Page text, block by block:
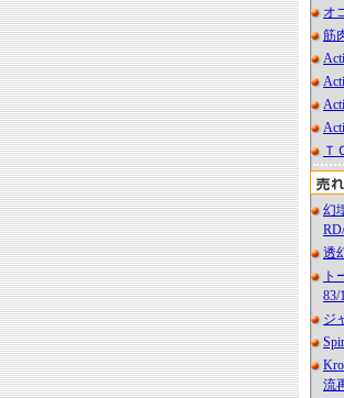
オ
筋
Ｔ
幻
透
ト
83/
ジ
流